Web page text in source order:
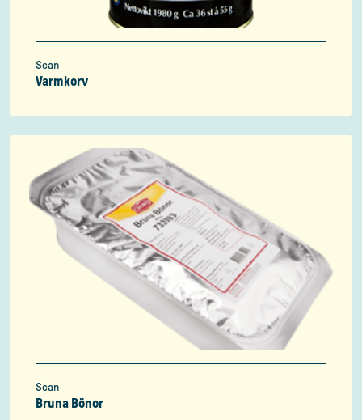
Scan
Varmkorv
Scan
Bruna Bönor